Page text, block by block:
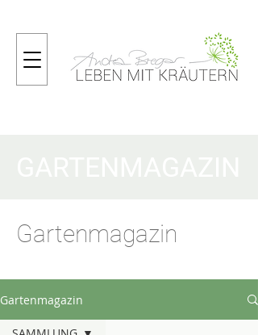
Gartenmagazin
Gartenmagazin